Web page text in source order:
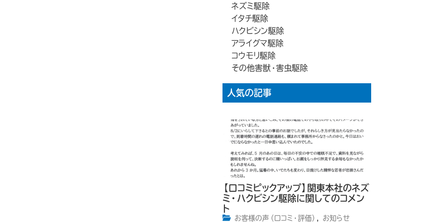
ネズミ駆除
イタチ駆除
ハクビシン駆除
アライグマ駆除
コウモリ駆除
その他害獣・害虫駆除
人気の記事
【口コミピックアップ】関東本社のネズ
ミ・ハクビシン駆除に関してのコメン
ト
お客様の声（口コミ・評価） お知らせ